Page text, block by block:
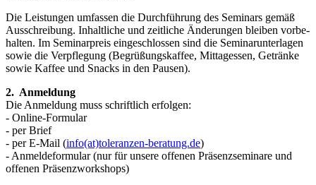
Die Leistungen umfassen die Durchführung des Seminars gemäß
Aus­schrei­bung. Inhaltliche und zeitliche Änderungen bleiben vorbe­
halten. Im Seminar­preis eingeschlossen sind die Seminarunterlagen
sowie die Verpfle­gung (Begrüßungskaffee, Mittag­essen, Getränke
sowie Kaffee und Snacks in den Pausen).
2. Anmeldung
Die Anmeldung muss schriftlich erfolgen:
- Online-Formular
- per Brief
- per E-Mail (info(at)toleranzen-beratung.de)
- Anmeldeformular (nur für unsere offenen Präsenzseminare und
offenen Präsenzworkshops)